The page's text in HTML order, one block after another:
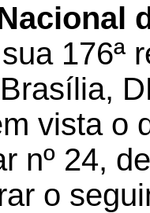
176ª
vista o
nº 24,
o